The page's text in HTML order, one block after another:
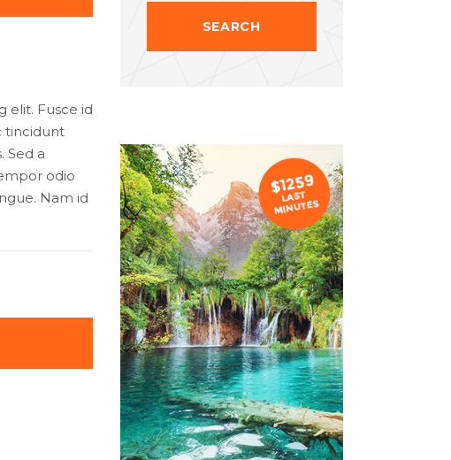
elit. Fusce id
tincidunt
Sed a
odio
Nam id